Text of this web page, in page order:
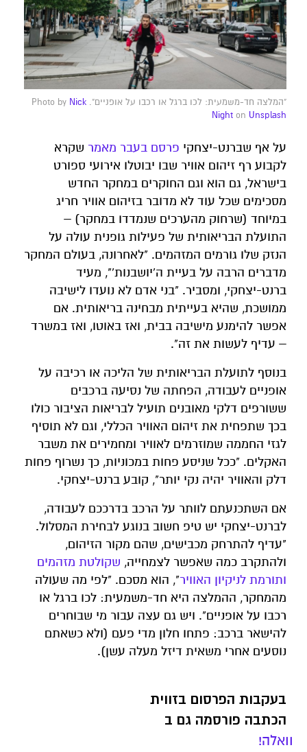
"המלצה חד-משמעית: לכו ברגל או רכבו על אופניים". Photo by Nick
Night on Unsplash
על אף שברנט-יצחקי פרסם בעבר מאמר שקרא
לקבוע רף זיהום אוויר שבו יבוטלו אירועי ספורט
בישראל, גם הוא וגם החוקרים במחקר החדש
מסכימים שכל עוד לא מדובר בזיהום אוויר חריג
במיוחד (שרחוק מהערכים שנמדדו במחקר) –
התועלת הבריאותית של פעילות גופנית עולה על
הנזק שלו גורמים המזהמים. "לאחרונה, בעולם המחקר
מדברים הרבה על בעיית ה'יושבנות'", מעיד
ברנט-יצחקי, ומסביר. "בני אדם לא נועדו לישיבה
ממושכת, שהיא בעייתית מבחינה בריאותית. אם
אפשר להימנע מישיבה בבית, ואז באוטו, ואז במשרד
– עדיף לעשות את זה".
בנוסף לתועלת הבריאותית של הליכה או רכיבה על
אופניים לעבודה, הפחתה של נסיעה ברכבים
ששורפים דלקי מאובנים תועיל לבריאות הציבור כולו
בכך שתפחית את זיהום האוויר הכללי, וגם לא תוסיף
לגזי החממה שמוזרמים לאוויר ומחמירים את משבר
האקלים. "ככל שניסע פחות במכוניות, כך נשרוף פחות
דלק והאוויר יהיה נקי יותר", קובע ברנט-יצחקי.
אם השתכנעתם לוותר על הרכב בדרככם לעבודה,
לברנט-יצחקי יש טיפ חשוב בנוגע לבחירת המסלול.
"עדיף להתרחק מכבישים, שהם מקור הזיהום,
ולהתקרב כמה שאפשר לצמחייה, שקולטת מזהמים
ותורמת לניקיון האוויר", הוא מסכם. "לפי מה שעולה
מהמחקר, ההמלצה היא חד-משמעית: לכו ברגל או
רכבו על אופניים". ויש גם עצה עבור מי שבוחרים
להישאר ברכב: פתחו חלון מדי פעם (ולא כשאתם
נוסעים אחרי משאית דיזל מעלה עשן).
בעקבות הפרסום בזווית
הכתבה פורסמה גם ב
וואלה!